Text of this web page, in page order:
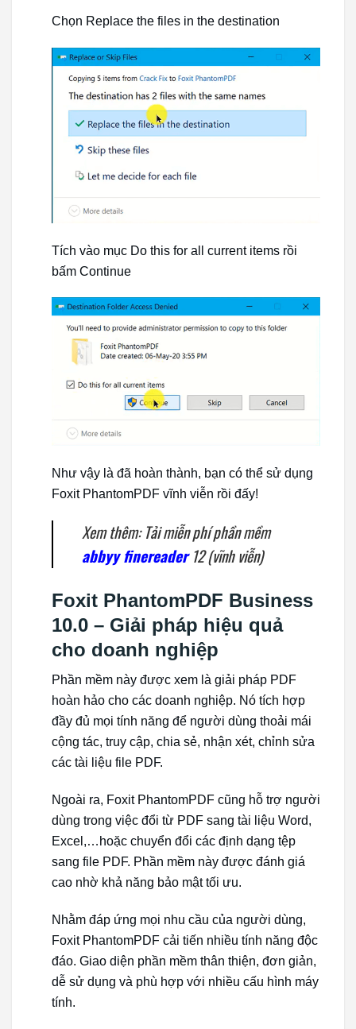
Chọn Replace the files in the destination
Tích vào mục Do this for all current items rồi
bấm Continue
Như vậy là đã hoàn thành, bạn có thể sử dụng
Foxit PhantomPDF vĩnh viễn rồi đấy!
Xem thêm: Tải miễn phí phần mềm
abbyy finereader12 (vĩnh viễn)
Foxit PhantomPDF Business
10.0 – Giải pháp hiệu quả
cho doanh nghiệp
Phần mềm này được xem là giải pháp PDF
hoàn hảo cho các doanh nghiệp. Nó tích hợp
đầy đủ mọi tính năng để người dùng thoải mái
cộng tác, truy cập, chia sẻ, nhận xét, chỉnh sửa
các tài liệu file PDF.
Ngoài ra, Foxit PhantomPDF cũng hỗ trợ người
dùng trong việc đổi từ PDF sang tài liệu Word,
Excel,…hoặc chuyển đổi các định dạng tệp
sang file PDF. Phần mềm này được đánh giá
cao nhờ khả năng bảo mật tối ưu.
Nhằm đáp ứng mọi nhu cầu của người dùng,
Foxit PhantomPDF cải tiến nhiều tính năng độc
đáo. Giao diện phần mềm thân thiện, đơn giản,
dễ sử dụng và phù hợp với nhiều cấu hình máy
tính.